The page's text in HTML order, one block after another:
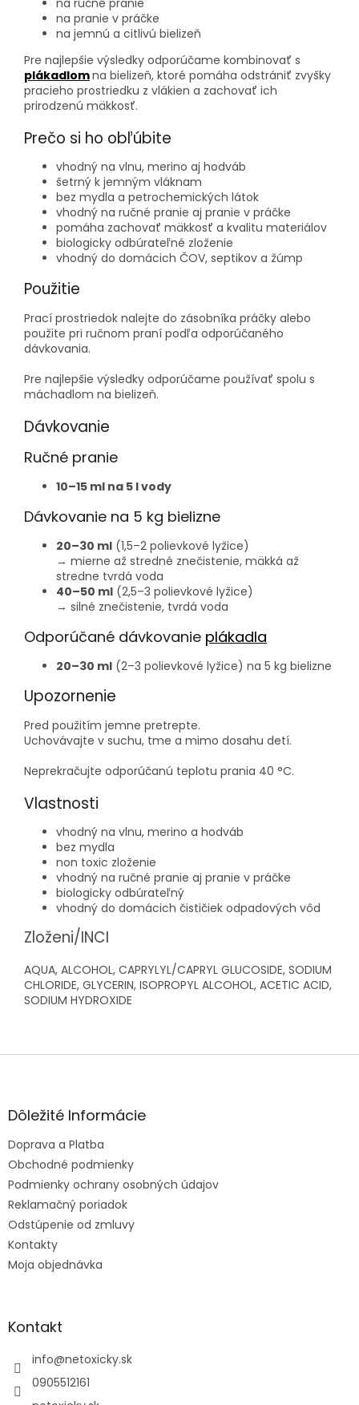
na pranie v práčke
na jemnú a citlivú bielizeň
Pre najlepšie výsledky odporúčame kombinovať s
plákadlomna bielizeň, ktoré pomáha odstrániť zvyšky
pracieho prostriedku z vlákien a zachovať ich
prirodzenú mäkkosť.
Prečo si ho obľúbite
vhodný na vlnu, merino aj hodváb
šetrný k jemným vláknam
bez mydla a petrochemických látok
vhodný na ručné pranie aj pranie v práčke
pomáha zachovať mäkkosť a kvalitu materiálov
biologicky odbúrateľné zloženie
vhodný do domácich ČOV, septikov a žúmp
Použitie
Prací prostriedok nalejte do zásobníka práčky alebo
použite pri ručnom praní podľa odporúčaného
dávkovania.
Pre najlepšie výsledky odporúčame používať spolu s
máchadlom na bielizeň.
Dávkovanie
Ručné pranie
10–15 ml na 5 l vody
Dávkovanie na 5 kg bielizne
20–30 ml (1,5–2 polievkové lyžice)
→ mierne až stredné znečistenie, mäkká až
stredne tvrdá voda
40–50 ml (2,5–3 polievkové lyžice)
→ silné znečistenie, tvrdá voda
Odporúčané dávkovanie plákadla
20–30 ml (2–3 polievkové lyžice) na 5 kg bielizne
Upozornenie
Pred použitím jemne pretrepte.
Uchovávajte v suchu, tme a mimo dosahu detí.
Neprekračujte odporúčanú teplotu prania 40 °C.
Vlastnosti
vhodný na vlnu, merino a hodváb
bez mydla
non toxic zloženie
vhodný na ručné pranie aj pranie v práčke
biologicky odbúrateľný
vhodný do domácich čističiek odpadových vôd
Zloženi/INCI
AQUA, ALCOHOL, CAPRYLYL/CAPRYL GLUCOSIDE, SODIUM
CHLORIDE, GLYCERIN, ISOPROPYL ALCOHOL, ACETIC ACID,
SODIUM HYDROXIDE
Z
ä
e
Dôležité Informácie
Doprava a Platba
Obchodné podmienky
Podmienky ochrany osobných údajov
Reklamačný poriadok
Odstúpenie od zmluvy
Kontakty
Moja objednávka
Kontakt
info@netoxicky.sk
0905512161